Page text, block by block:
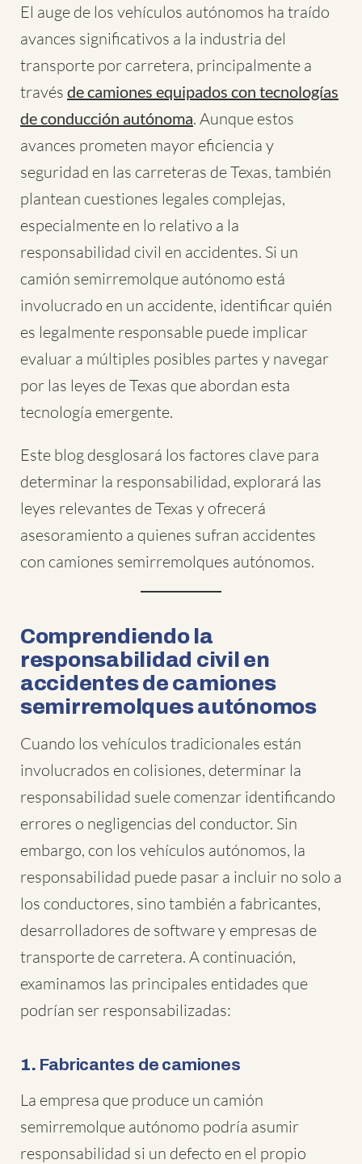
El auge de los vehículos autónomos ha traído
avances significativos a la industria del
transporte por carretera, principalmente a
través de camiones equipados con tecnologías
de conducción autónoma. Aunque estos
avances prometen mayor eficiencia y
seguridad en las carreteras de Texas, también
plantean cuestiones legales complejas,
especialmente en lo relativo a la
responsabilidad civil en accidentes. Si un
camión semirremolque autónomo está
involucrado en un accidente, identificar quién
es legalmente responsable puede implicar
evaluar a múltiples posibles partes y navegar
por las leyes de Texas que abordan esta
tecnología emergente.
Este blog desglosará los factores clave para
determinar la responsabilidad, explorará las
leyes relevantes de Texas y ofrecerá
asesoramiento a quienes sufran accidentes
con camiones semirremolques autónomos.
Comprendiendo la
responsabilidad civil en
accidentes de camiones
semirremolques autónomos
Cuando los vehículos tradicionales están
involucrados en colisiones, determinar la
responsabilidad suele comenzar identificando
errores o negligencias del conductor. Sin
embargo, con los vehículos autónomos, la
responsabilidad puede pasar a incluir no solo a
los conductores, sino también a fabricantes,
desarrolladores de software y empresas de
transporte de carretera. A continuación,
examinamos las principales entidades que
podrían ser responsabilizadas:
1. Fabricantes de camiones
La empresa que produce un camión
semirremolque autónomo podría asumir
responsabilidad si un defecto en el propio